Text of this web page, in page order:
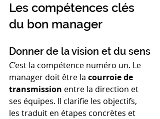
Les compétences clés
du bon manager
Donner de la vision et du sens
C’est la compétence numéro un. Le
manager doit être la courroie de
transmission entre la direction et
ses équipes. Il clarifie les objectifs,
les traduit en étapes concrètes et